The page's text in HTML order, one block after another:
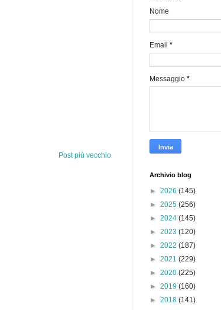
Post più vecchio
Nome
Email *
Messaggio *
Archivio blog
► 2026 (145)
► 2025 (256)
► 2024 (145)
► 2023 (120)
► 2022 (187)
► 2021 (229)
► 2020 (225)
► 2019 (160)
► 2018 (141)